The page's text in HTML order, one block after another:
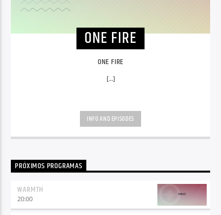
ONE FIRE
ONE FIRE
[...]
INFO AND EPISODES
PRÓXIMOS PROGRAMAS
WARMTH
20:00